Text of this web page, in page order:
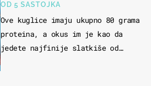
OD 5 SASTOJKA
Ove kuglice imaju ukupno 80 grama
proteina, a okus im je kao da
jedete najfinije slatkiše od